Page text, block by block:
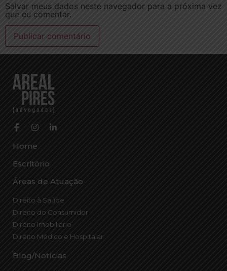
Salvar meus dados neste navegador para a próxima vez
que eu comentar.
Home
Escritório
Áreas de Atuação
Direito à Saúde
Direito do Consumidor
Direito Imobiliário
Direito Médico e Hospitalar
Blog/Notícias